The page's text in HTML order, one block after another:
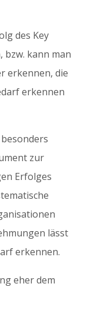
des Key
bzw. kann man
erkennen, die
erkennen
zur
Erfolges
lässt
erkennen.
eher dem